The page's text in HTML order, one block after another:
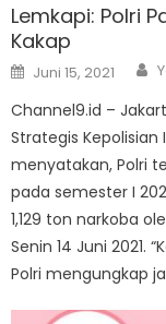
Lemkapi: Polri
Kakap
Posted
on
Juni 15, 2021
Channel9.id –
Strategis Kepolisian
menyatakan, Polri
pada semester I
1,129 ton narkoba
Senin 14 Juni 2021.
Polri mengungkap